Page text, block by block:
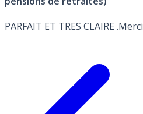
PARFAIT ET TRES CLAIRE .Merci